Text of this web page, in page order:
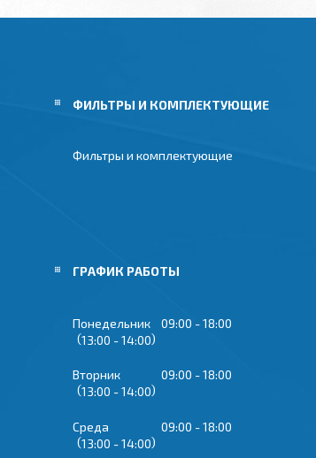
ФИЛЬТРЫ И КОМПЛЕКТУЮЩИЕ
Фильтры и комплектующие
ГРАФИК РАБОТЫ
Понедельник 09:00
18:00
13:00
14:00
Вторник 09:00
18:00
13:00
14:00
Среда 09:00
18:00
13:00
14:00